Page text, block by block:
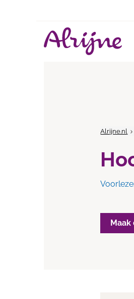
Alrijne.nl
Maak